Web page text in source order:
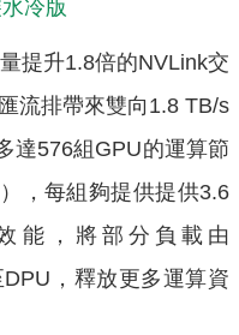
冷版
提升1.8倍的NVLink交
流排帶來雙向1.8 TB/s
達576組GPU的運算節
，每組夠提供提供3.6
能，將部分負載由
，釋放更多運算資